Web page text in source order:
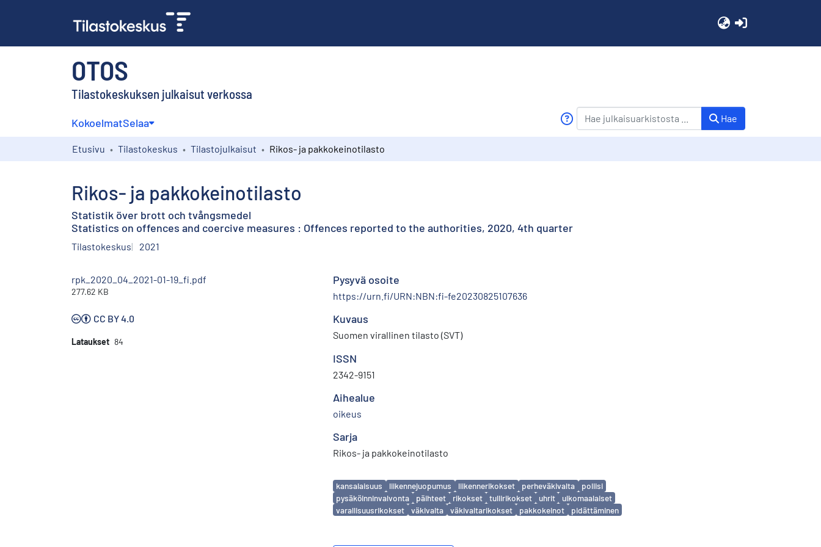
OTOS
Tilastokeskuksen julkaisut verkossa
KokoelmatSelaa Hae
Etusivu Tilastokeskus Tilastojulkaisut Rikos- ja pakkokeinotilasto
Rikos- ja pakkokeinotilasto
Statistik över brott och tvångsmedel
Statistics on offences and coercive measures : Offences reported to the authorities, 2020, 4th quarter
Tilastokeskus 2021
rpk_2020_04_2021-01-19_fi.pdf
277.62 KB
CC BY 4.0
Lataukset 84
Pysyvä osoite
https://urn.fi/URN:NBN:fi-fe20230825107636
Kuvaus
Suomen virallinen tilasto (SVT)
ISSN
2342-9151
Aihealue
oikeus
Sarja
Rikos- ja pakkokeinotilasto
Avainsanat
kansalaisuus liikennejuopumus liikennerikokset perheväkivalta
poliisi
pysäköinninvalvonta
päihteet rikokset tullirikokset uhrit
ulkomaalaiset
varallisuusrikokset
väkivalta väkivaltarikokset pakkokeinot pidättäminen